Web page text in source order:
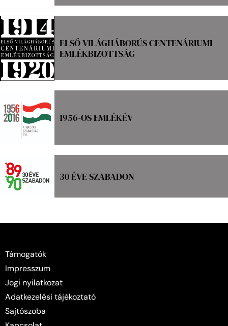
ELSŐ VILÁGHÁBORÚS CENTENÁRIUMI
EMLÉKBIZOTTSÁG
1956-OS EMLÉKÉV
30 ÉVE SZABADON
Támogatók
Impresszum
Jogi nyilatkozat
Adatkezelési tájékoztató
Sajtószoba